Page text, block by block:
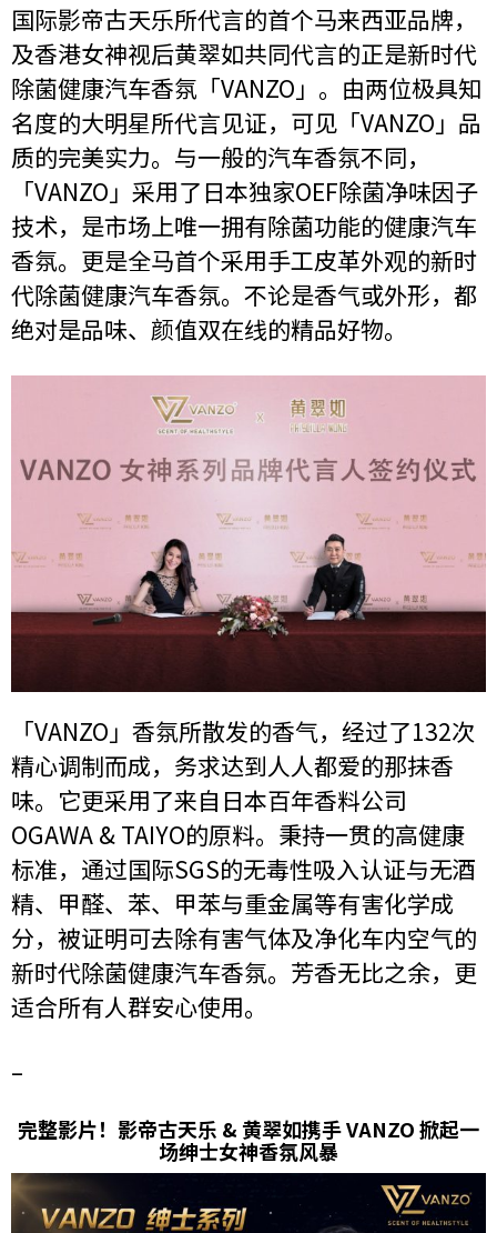
国际影帝古天乐所代言的首个马来西亚品牌，
及香港女神视后黄翠如共同代言的正是新时代
除菌健康汽车香氛「VANZO」。由两位极具知
名度的大明星所代言见证，可见「VANZO」品
质的完美实力。与一般的汽车香氛不同，
「VANZO」采用了日本独家OEF除菌净味因子
技术，是市场上唯一拥有除菌功能的健康汽车
香氛。更是全马首个采用手工皮革外观的新时
代除菌健康汽车香氛。不论是香气或外形，都
绝对是品味、颜值双在线的精品好物。
「VANZO」香氛所散发的香气，经过了132次
精心调制而成，务求达到人人都爱的那抹香
味。它更采用了来自日本百年香料公司
OGAWA & TAIYO的原料。秉持一贯的高健康
标准，通过国际SGS的无毒性吸入认证与无酒
精、甲醛、苯、甲苯与重金属等有害化学成
分，被证明可去除有害气体及净化车内空气的
新时代除菌健康汽车香氛。芳香无比之余，更
适合所有人群安心使用。
–
完整影片！影帝古天乐 & 黄翠如携手 VANZO 掀起一
场绅士女神香氛风暴